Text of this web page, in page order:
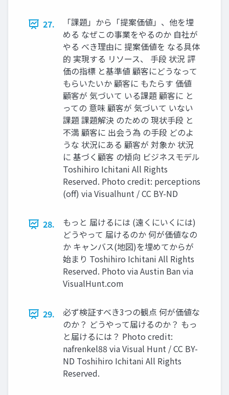
27.
「課題」から「提案価値」、他を埋
める なぜこの事業をやるのか ⾃社が
やる べき理由に 提案価値を なる具体
的 実現する リソース、 ⼿段 状況 評
価の指標 と基準値 顧客にどうなって
もらいたいか 顧客に もたらす 価値
顧客が 気づいて いる課題 顧客に と
っての 意味 顧客が 気づいて いない
課題 課題解決 のための 現状⼿段 と
不満 顧客に 出会う為 の⼿段 どのよ
うな 状況にある 顧客が 対象か 状況
に 基づく顧客 の傾向 ビジネスモデル
Toshihiro Ichitani All Rights
Reserved. Photo credit: perceptions
(oﬀ) via Visualhunt / CC BY-ND
28.
もっと 届けるには (遠くにいくには)
どうやって 届けるのか 何が価値なの
か キャンバス(地図)を埋めてからが
始まり Toshihiro Ichitani All Rights
Reserved. Photo via Austin Ban via
VisualHunt.com
29.
必ず検証すべき3つの観点 何が価値な
のか？ どうやって届けるのか？ もっ
と届けるには？ Photo credit:
nafrenkel88 via Visual Hunt / CC BY-
ND Toshihiro Ichitani All Rights
Reserved.